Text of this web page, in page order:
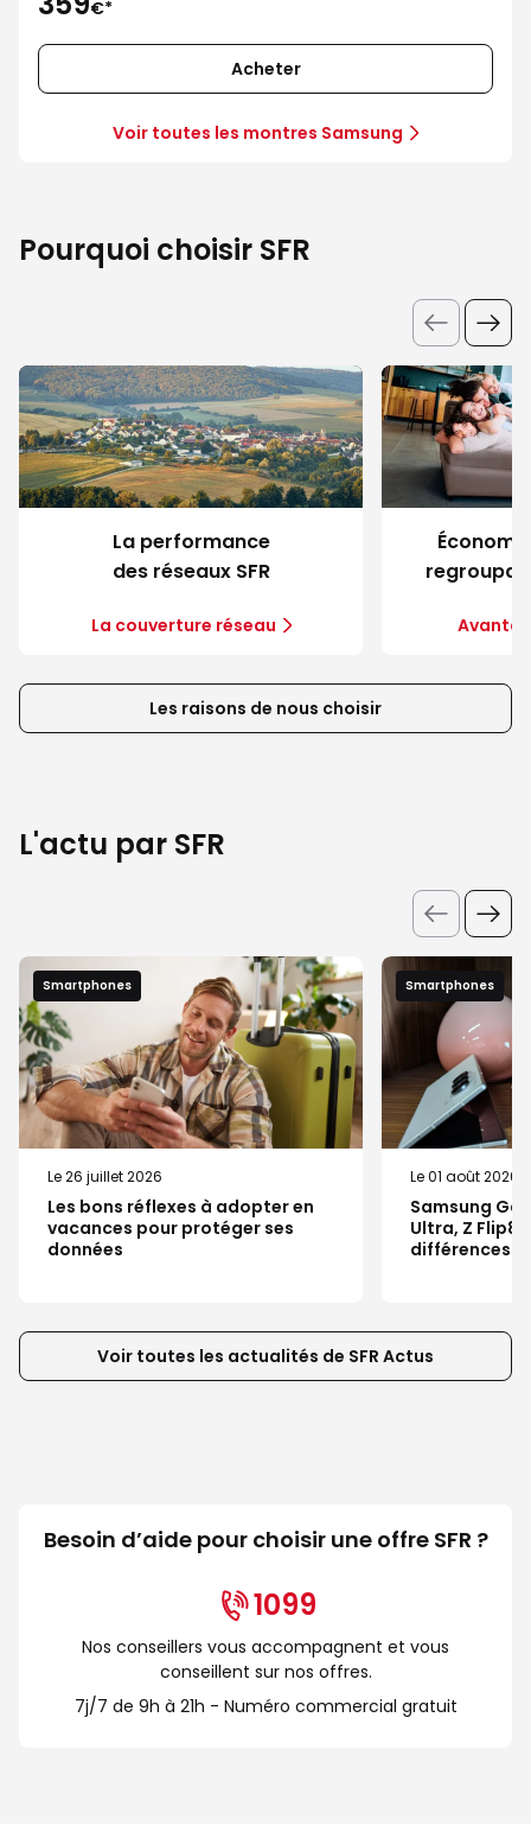
€*
Acheter
Voir toutes les montres Samsung
Pourquoi choisir SFR
La performance
des réseaux SFR
La couverture réseau
Les raisons de nous choisir
L'actu par SFR
Smartphones
Le 26 juillet 2026
Les bons réflexes à adopter en
vacances pour protéger ses
données
Smartphones
Le 01 août 2026
Samsung
Ultra, Z Flip8
différences ?
Voir toutes les actualités de SFR Actus
Besoin d’aide pour choisir une offre SFR ?
1099
Nos conseillers vous accompagnent et vous
conseillent sur nos offres.
7j/7 de 9h à 21h - Numéro commercial gratuit